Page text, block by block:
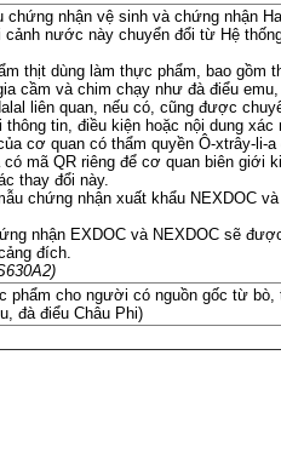
chứng nhận vệ sinh và chứng nhận
nước này chuyển đổi từ Hệ
thịt dùng làm thực phẩm, bao
cầm và chim chạy như đà điểu
liên quan, nếu có, cũng được
thông tin, điều kiện hoặc nội dung
cơ quan có thẩm quyền Ô-xtrây-
mã QR riêng để cơ quan biên
thay đổi này.
chứng nhận xuất khẩu NEXDOC
nhận EXDOC và NEXDOC sẽ
đích.
)
phẩm cho người có nguồn gốc từ
đà điểu Châu Phi)